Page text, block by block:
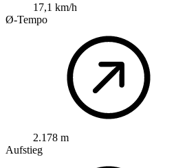
17,1 km/h
Ø-Tempo
2.178 m
Aufstieg